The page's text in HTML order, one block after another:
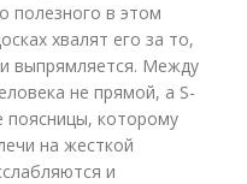
полезного в этом
хвалят его за то,
выпрямляется. Между
не прямой, а S-
поясницы, которому
на жесткой
и